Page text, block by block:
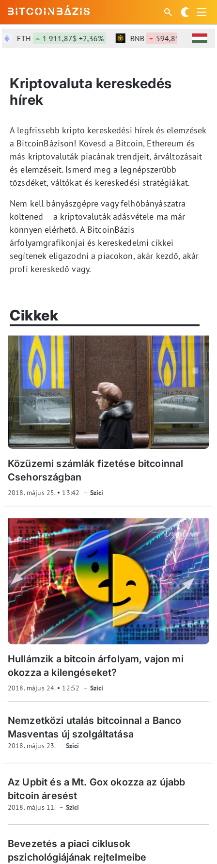
ETH 1 911,87$ +2,36% BNB 594,81$ -0,78%
Kriptovaluta kereskedés
hírek
A legfrissebb kripto kereskedési hírek és elemzések
a BitcoinBázison! Kövesd a Bitcoin, Ethereum és
más kriptovaluták piacának trendjeit, árváltozásait
és elemzéseit. Ismerd meg a legnépszerűbb
tőzsdéket, váltókat és kereskedési stratégiákat.
Nem kell bányászgépre vagy felhőbányászatra
költened – a kriptovaluták adásvétele ma már
könnyen elérhető. A BitcoinBázis
árfolyamgrafikonjai és kereskedelmi cikkei
segítenek eligazodni a piacokon, akár kezdő, akár
profi kereskedő vagy.
Cikkek
Közüzemi számlák fizetése bitcoinnal
Csehországban
2018. május 25. 13:42 Szici
Hullámzik a bitcoin árfolyam, vajon mi
okozza a kilengéseket?
2018. május 24. 12:52 Szici
Nemzetközi utalás bitcoinnal a Banco
Masventas új szolgáltatása
2018. május 23. Szici
Az Upbit és a Mt. Gox okozza az újabb
bitcoin áresést
2018. május 11. Szici
Bevezetés a piaci ciklusok
pszichológiájának rejtelmeibe